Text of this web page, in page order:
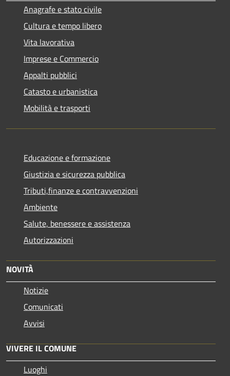
Anagrafe e stato civile
Cultura e tempo libero
Vita lavorativa
Imprese e Commercio
Appalti pubblici
Catasto e urbanistica
Mobilità e trasporti
Educazione e formazione
Giustizia e sicurezza pubblica
Tributi,finanze e contravvenzioni
Ambiente
Salute, benessere e assistenza
Autorizzazioni
NOVITÀ
Notizie
Comunicati
Avvisi
VIVERE IL COMUNE
Luoghi